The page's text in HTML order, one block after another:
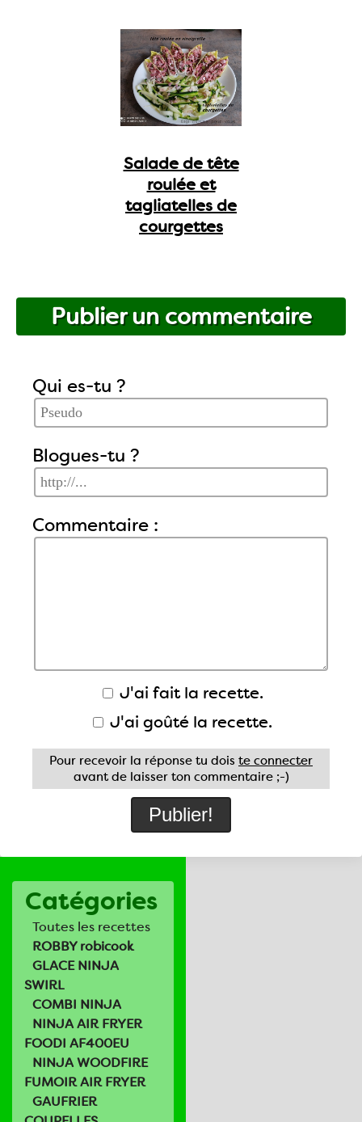
Catégories
Toutes les recettes
ROBBY robicook
GLACE NINJA
SWIRL
COMBI NINJA
NINJA AIR FRYER
FOODI AF400EU
NINJA WOODFIRE
FUMOIR AIR FRYER
GAUFRIER
Salade de tête
roulée et
tagliatelles de
courgettes
Publier un commentaire
Qui es-tu ?
Blogues-tu ?
Commentaire :
J'ai fait la recette.
J'ai goûté la recette.
Pour recevoir la réponse tu dois te connecter
avant de laisser ton commentaire ;-)